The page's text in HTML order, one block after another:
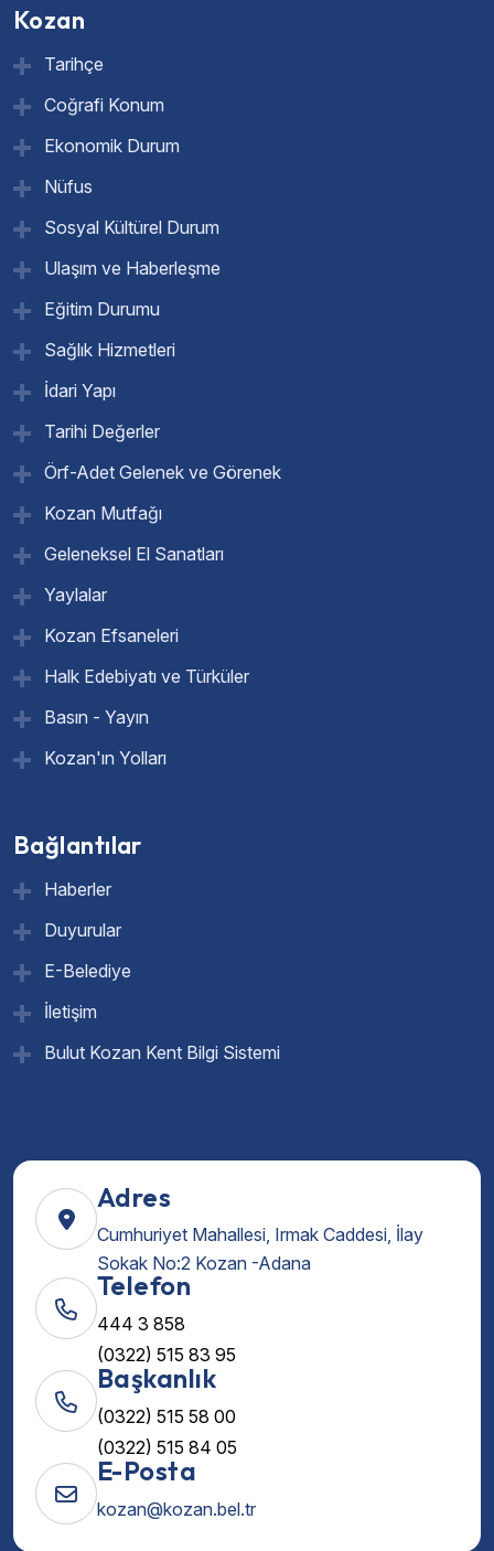
Kozan
Tarihçe
Coğrafi Konum
Ekonomik Durum
Nüfus
Sosyal Kültürel Durum
Ulaşım ve Haberleşme
Eğitim Durumu
Sağlık Hizmetleri
İdari Yapı
Tarihi Değerler
Örf-Adet Gelenek ve Görenek
Kozan Mutfağı
Geleneksel El Sanatları
Yaylalar
Kozan Efsaneleri
Halk Edebiyatı ve Türküler
Basın - Yayın
Kozan'ın Yolları
Bağlantılar
Haberler
Duyurular
E-Belediye
İletişim
Bulut Kozan Kent Bilgi Sistemi
Adres
Cumhuriyet Mahallesi, Irmak Caddesi, İlay
Sokak No:2 Kozan -Adana
Telefon
444 3 858
(0322) 515 83 95
Başkanlık
(0322) 515 58 00
(0322) 515 84 05
E-Posta
kozan@kozan.bel.tr